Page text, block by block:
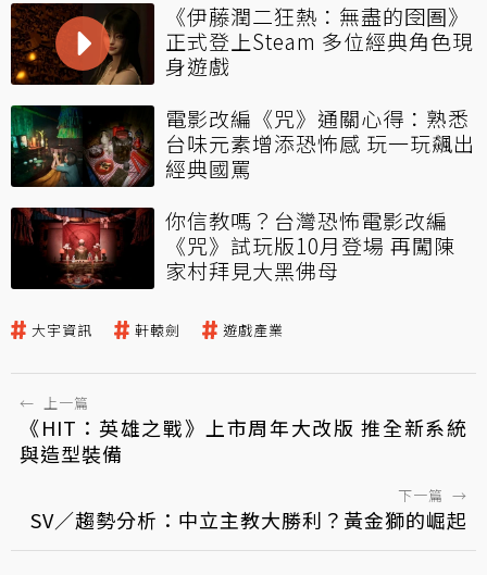
《伊藤潤二狂熱：無盡的囹圄》
正式登上Steam 多位經典角色現
身遊戲
電影改編《咒》通關心得：熟悉
台味元素增添恐怖感 玩一玩飆出
經典國罵
你信教嗎？台灣恐怖電影改編
《咒》試玩版10月登場 再闖陳
家村拜見大黑佛母
大宇資訊 軒轅劍 遊戲產業
← 上一篇
《HIT：英雄之戰》上市周年大改版 推全新系統
與造型裝備
下一篇 →
SV／趨勢分析：中立主教大勝利？黃金獅的崛起